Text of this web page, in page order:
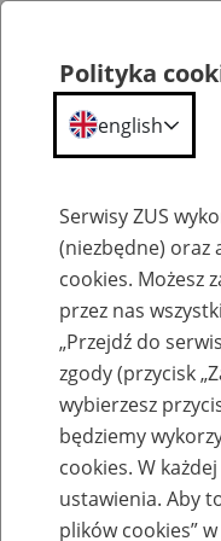
Komunikaty
Polityka
english
Serwisy ZUS
(niezbędne) oraz
cookies. Możesz
przez nas
„Przejdź do
zgody (przycisk
wybierzesz
będziemy
cookies. W
ustawienia. Aby
plików cookies”